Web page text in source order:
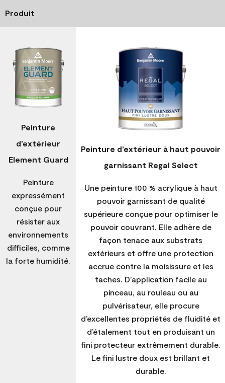
Produit
Peinture
d’extérieur
Element Guard
Peinture
expressément
conçue pour
résister aux
environnements
difficiles, comme
la forte humidité.
Peinture d’extérieur à haut pouvoir
garnissant Regal Select
Une peinture 100 % acrylique à haut
pouvoir garnissant de qualité
supérieure conçue pour optimiser le
pouvoir couvrant. Elle adhère de
façon tenace aux substrats
extérieurs et offre une protection
accrue contre la moisissure et les
taches. D’application facile au
pinceau, au rouleau ou au
pulvérisateur, elle procure
d’excellentes propriétés de fluidité et
d’étalement tout en produisant un
fini protecteur extrêmement durable.
Le fini lustre doux est brillant et
durable.